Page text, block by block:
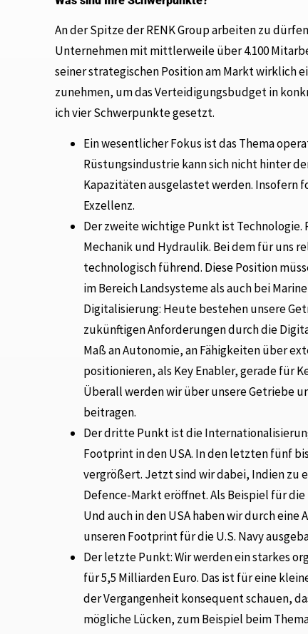
An der Spitze der RENK Group arbeiten zu
Unternehmen mit mittlerweile über 4.100
seiner strategischen Position am Markt wirklich
zunehmen, um das Verteidigungsbudget in
ich vier Schwerpunkte gesetzt.
Ein wesentlicher Fokus ist das Thema
Rüstungsindustrie kann sich nicht hinter
Kapazitäten ausgelastet werden. Insofern
Exzellenz.
Der zweite wichtige Punkt ist
Mechanik und Hydraulik. Bei dem für uns
technologisch führend. Diese Position
im Bereich Landsysteme als auch bei
Digitalisierung: Heute bestehen unsere
zukünftigen Anforderungen durch die
Maß an Autonomie, an Fähigkeiten über
positionieren, als Key Enabler, gerade für
Überall werden wir über unsere Getriebe
beitragen.
Der dritte Punkt ist die
Footprint in den USA. In den letzten fünf
vergrößert. Jetzt sind wir dabei, Indien zu
Defence-Markt eröffnet. Als Beispiel für
Und auch in den USA haben wir durch
unseren Footprint für die U.S. Navy
Der letzte Punkt: Wir werden ein starkes
für 5,5 Milliarden Euro. Das ist für eine
der Vergangenheit konsequent schauen,
mögliche Lücken, zum Beispiel beim